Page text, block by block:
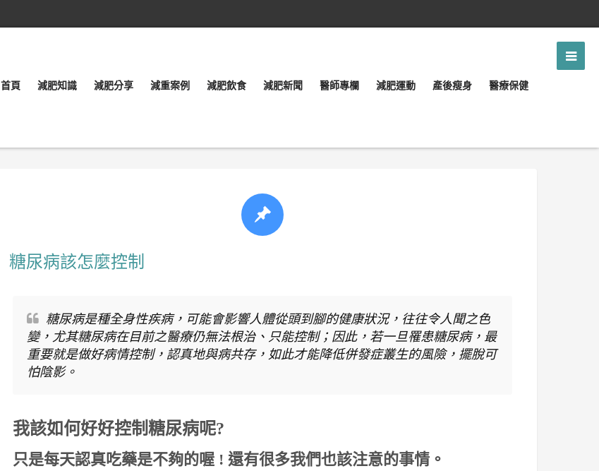
首頁 減肥知識 減肥分享 減重案例 減肥飲食 減肥新聞 醫師專欄 減肥運動 產後瘦身 醫療保健
糖尿病該怎麼控制
糖尿病是種全身性疾病，可能會影響人體從頭到腳的健康狀況，往往令人聞之色
變，尤其糖尿病在目前之醫療仍無法根治、只能控制；因此，若一旦罹患糖尿病，最
重要就是做好病情控制，認真地與病共存，如此才能降低併發症叢生的風險，擺脫可
怕陰影。
我該如何好好控制糖尿病呢?
只是每天認真吃藥是不夠的喔 ! 還有很多我們也該注意的事情。